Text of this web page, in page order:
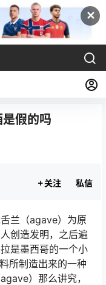
✕
假的吗
关注 私信
兰（agave）为原
创造发明，之后遍
是墨西哥的一个小
所制造出来的一种
）那么讲究，